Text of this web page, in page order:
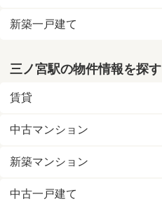
新築一戸建て
三ノ宮駅の物件情報を探す
賃貸
中古マンション
新築マンション
中古一戸建て